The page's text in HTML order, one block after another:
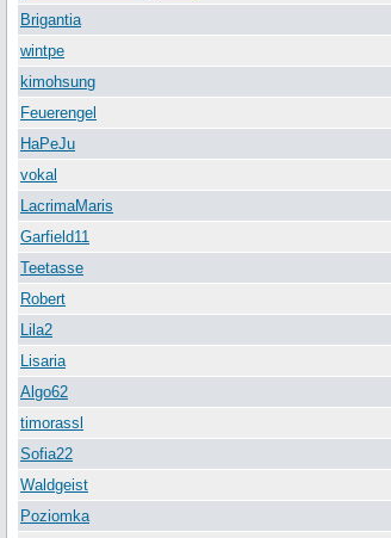
Brigantia
wintpe
kimohsung
Feuerengel
HaPeJu
vokal
LacrimaMaris
Garfield11
Teetasse
Robert
Lila2
Lisaria
Algo62
timorassl
Sofia22
Waldgeist
Poziomka